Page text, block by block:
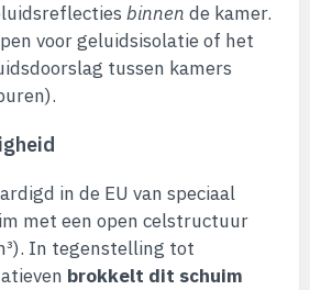
binnen de kamer.
voor geluidsisolatie of het
tussen kamers
in de EU van speciaal
met een open celstructuur
In tegenstelling tot
brokkelt dit schuim